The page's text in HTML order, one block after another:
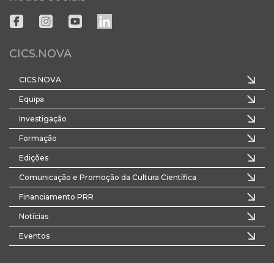
CICS.NOVA
CICS.NOVA
Equipa
Investigação
Formação
Edições
Comunicação e Promoção da Cultura Científica
Financiamento PRR
Notícias
Eventos